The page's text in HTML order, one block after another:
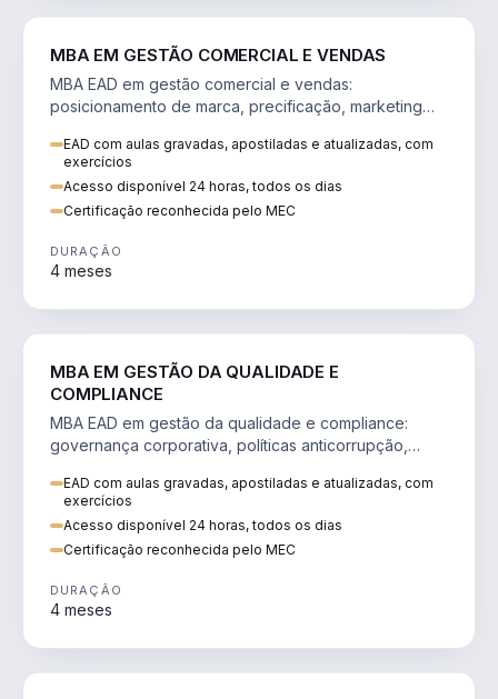
MBA EM GESTÃO COMERCIAL E VENDAS
MBA EAD em gestão comercial e vendas:
posicionamento de marca, precificação, marketing
EAD com aulas gravadas, apostiladas e atualizadas, com
exercícios
Acesso disponível 24 horas, todos os dias
Certificação reconhecida pelo MEC
DURAÇÃO
4 meses
MBA EM GESTÃO DA QUALIDADE E
COMPLIANCE
MBA EAD em gestão da qualidade e compliance:
governança corporativa, políticas anticorrupção,
EAD com aulas gravadas, apostiladas e atualizadas, com
exercícios
Acesso disponível 24 horas, todos os dias
Certificação reconhecida pelo MEC
DURAÇÃO
4 meses